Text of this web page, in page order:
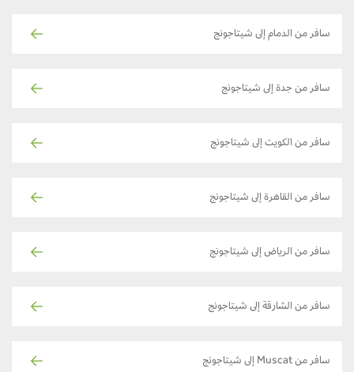
سافر من الدمام إلى شيتاجونج
سافر من جدة إلى شيتاجونج
سافر من الكويت إلى شيتاجونج
سافر من القاهرة إلى شيتاجونج
سافر من الرياض إلى شيتاجونج
سافر من الشارقة إلى شيتاجونج
سافر من Muscat إلى شيتاجونج